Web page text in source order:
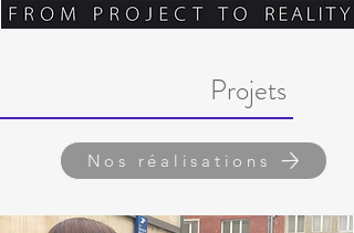
Projets
Nos réalisations